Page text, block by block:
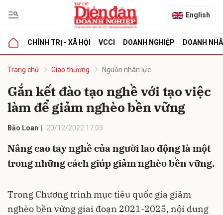
English
CHÍNH TRỊ - XÃ HỘI VCCI DOANH NGHIỆP DOANH
Trang chủ Giao thương Nguồn nhân lực
Gắn kết đào tạo nghề với tạo việc
làm để giảm nghèo bền vững
Bảo Loan 20/12/2022 17:03
Nâng cao tay nghề của người lao động là một
trong những cách giúp giảm nghèo bền vững.
Trong Chương trình mục tiêu quốc gia giảm
nghèo bền vững giai đoạn 2021-2025, nội dung
luận
Hủy